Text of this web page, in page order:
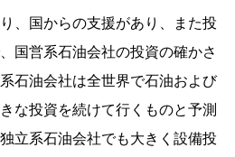
、国からの支援があり、また投
国営系石油会社の投資の確かさ
石油会社は全世界で石油および
な投資を続けて行くものと予測
立系石油会社でも大きく設備投